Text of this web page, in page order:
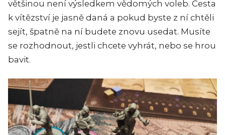
většinou není výsledkem vědomých voleb. Cesta
k vítězství je jasně daná a pokud byste z ní chtěli
sejít, špatně na ní budete znovu usedat. Musíte
se rozhodnout, jestli chcete vyhrát, nebo se hrou
bavit.